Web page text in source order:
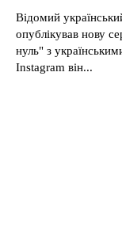
Відомий
опублікував нову
нуль" з
Instagram він...